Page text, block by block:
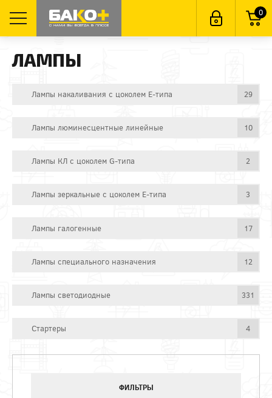
0
ЛАМПЫ
Лампы накаливания с цоколем E-типа 29
Лампы люминесцентные линейные 10
Лампы КЛ с цоколем G-типа 2
Лампы зеркальные с цоколем E-типа 3
Лампы галогенные 17
Лампы специального назначения 12
Лампы светодиодные 331
Стартеры 4
ФИЛЬТРЫ